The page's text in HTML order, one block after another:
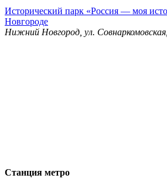
Исторический парк «Россия — моя
Новгороде
Нижний Новгород, ул.
Станция метро